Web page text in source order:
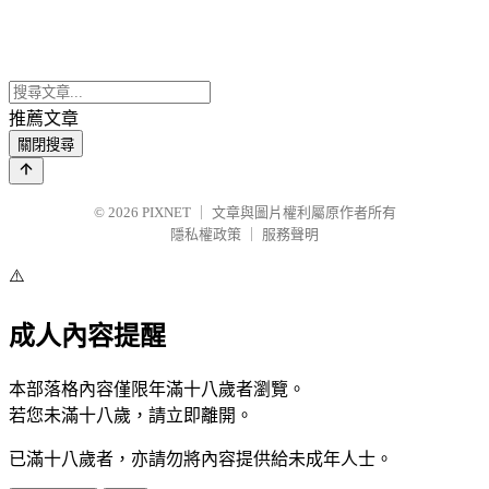
推薦文章
關閉搜尋
© 2026 PIXNET
文章與圖片權利屬原作者所有
隱私權政策
服務聲明
⚠️
成人內容提醒
本部落格內容僅限年滿十八歲者瀏覽。
若您未滿十八歲，請立即離開。
已滿十八歲者，亦請勿將內容提供給未成年人士。